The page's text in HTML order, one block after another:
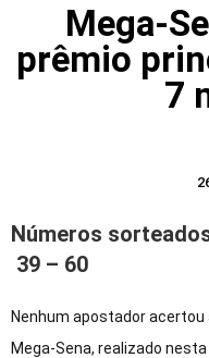
Mega-
prêmio
7
Números
39 – 60
Nenhum apostador acertou
Mega-Sena, realizado